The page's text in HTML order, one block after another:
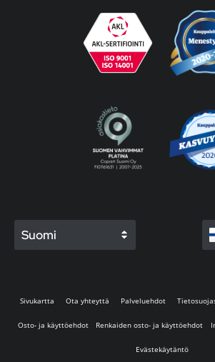
Suomi
Sivukartta Ota yhteyttä Palveluehdot
Osto- ja käyttöehdot Renkaiden osto- ja käyttöehdot
Evästekäytäntö